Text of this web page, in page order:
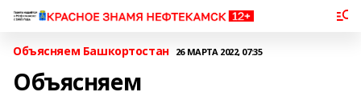
Объясняем Башкортостан 26 МАРТА 2022, 07:35
Объясняем